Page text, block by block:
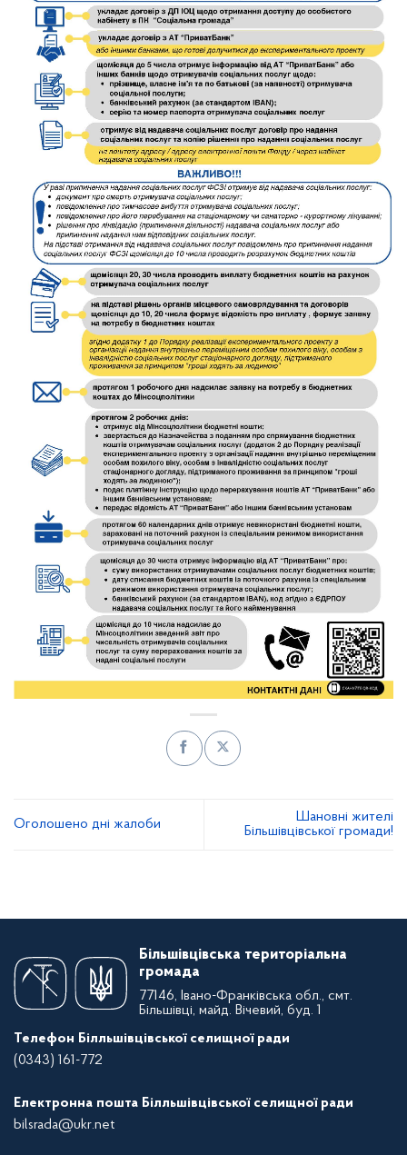
Оголошено дні жалоби
Шановні жителі
Більшівцівської громади!
Більшівцівська територіальна
громада
77146, Івано-Франківська обл., смт.
Більшівці, майд. Вічевий, буд. 1
Телефон Білльшівцівської селищної ради
(0343) 161-772
Електронна пошта Білльшівцівської селищної ради
bilsrada@ukr.net